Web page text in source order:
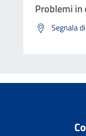
Problemi in
Segnala